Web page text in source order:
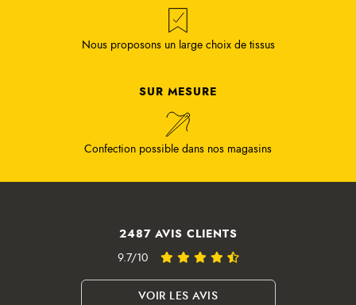
Nous proposons un large choix de tissus
SUR MESURE
Confection possible dans nos magasins
2487 AVIS CLIENTS
9.7/10
VOIR LES AVIS